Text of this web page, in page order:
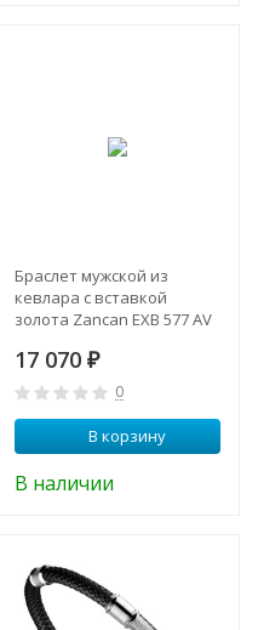
Браслет мужской из
кевлара с вставкой
золота Zancan EXB 577 AV
17 070 ₽
0
В корзину
В наличии